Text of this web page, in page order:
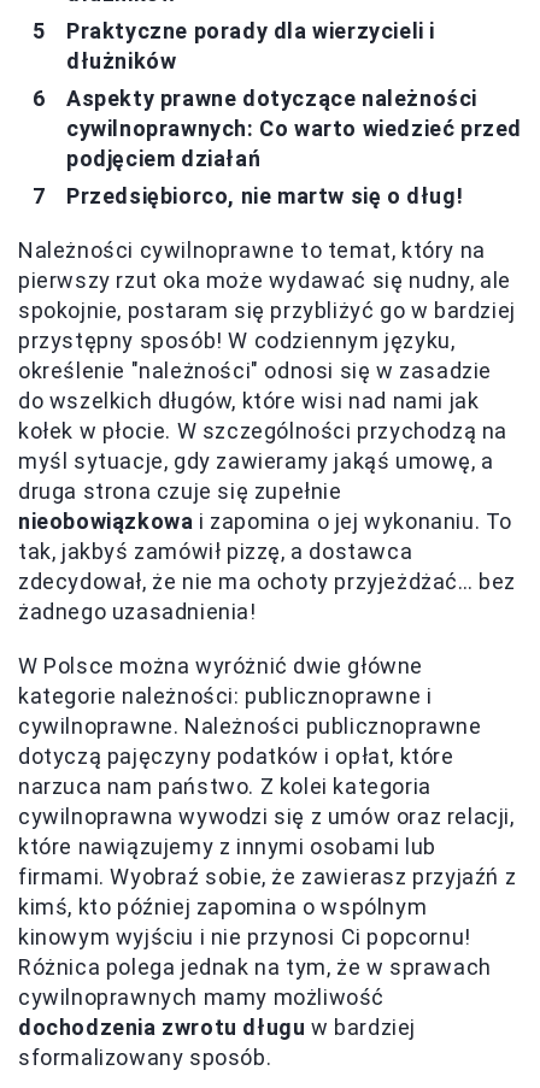
Praktyczne porady dla wierzycieli i
dłużników
Aspekty prawne dotyczące należności
cywilnoprawnych: Co warto wiedzieć przed
podjęciem działań
Przedsiębiorco, nie martw się o dług!
Należności cywilnoprawne to temat, który na
pierwszy rzut oka może wydawać się nudny, ale
spokojnie, postaram się przybliżyć go w bardziej
przystępny sposób! W codziennym języku,
określenie "należności" odnosi się w zasadzie
do wszelkich długów, które wisi nad nami jak
kołek w płocie. W szczególności przychodzą na
myśl sytuacje, gdy zawieramy jakąś umowę, a
druga strona czuje się zupełnie
nieobowiązkowa i zapomina o jej wykonaniu. To
tak, jakbyś zamówił pizzę, a dostawca
zdecydował, że nie ma ochoty przyjeżdżać… bez
żadnego uzasadnienia!
W Polsce można wyróżnić dwie główne
kategorie należności: publicznoprawne i
cywilnoprawne. Należności publicznoprawne
dotyczą pajęczyny podatków i opłat, które
narzuca nam państwo. Z kolei kategoria
cywilnoprawna wywodzi się z umów oraz relacji,
które nawiązujemy z innymi osobami lub
firmami. Wyobraź sobie, że zawierasz przyjaźń z
kimś, kto później zapomina o wspólnym
kinowym wyjściu i nie przynosi Ci popcornu!
Różnica polega jednak na tym, że w sprawach
cywilnoprawnych mamy możliwość
dochodzenia zwrotu długu w bardziej
sformalizowany sposób.